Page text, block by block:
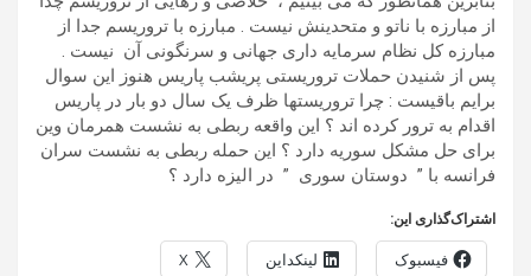
از مبارزه با ناتو و متحدینش نیست . مبارزه با تروریسم جدا از
مبارزه کل نظام سرمایه داری جهانی و سرنگونی آن نیست .
پس از شنیدن حملات تروریستی پریشب پاریس هنوز این سوال
برایم باقیست : چرا تروریستها ظرف یک سال دو بار در پاریس
اقدام به ترور کرده اند ؟ این واقعه ربطی به نشست همرمان وین
برای حل مشکل سوریه دارد ؟ این حمله ربطی به نشست سران
فرانسه با ” دوستان سوری ” در الیزه دارد ؟
اشتراک‌گذاری این:
فیسبوک لینکداین X